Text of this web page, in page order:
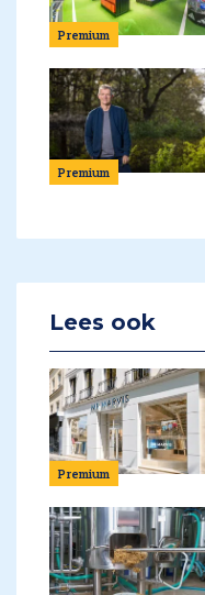
Premium
Premium
Lees ook
Premium